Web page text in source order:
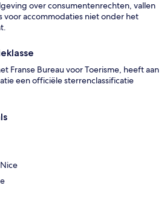
over consumentenrechten, vallen
voor accommodaties niet onder het
Franse Bureau voor Toerisme, heeft aan
een officiële sterrenclassificatie